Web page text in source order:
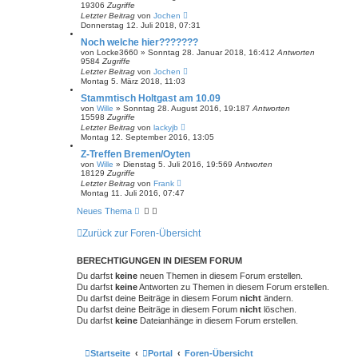
19306 Zugriffe
Letzter Beitrag von Jochen
Donnerstag 12. Juli 2018, 07:31
Noch welche hier???????
von Locke3660 » Sonntag 28. Januar 2018, 16:412 Antworten
9584 Zugriffe
Letzter Beitrag von Jochen
Montag 5. März 2018, 11:03
Stammtisch Holtgast am 10.09
von Wille » Sonntag 28. August 2016, 19:187 Antworten
15598 Zugriffe
Letzter Beitrag von lackyjb
Montag 12. September 2016, 13:05
Z-Treffen Bremen/Oyten
von Wille » Dienstag 5. Juli 2016, 19:569 Antworten
18129 Zugriffe
Letzter Beitrag von Frank
Montag 11. Juli 2016, 07:47
Neues Thema
Zurück zur Foren-Übersicht
BERECHTIGUNGEN IN DIESEM FORUM
Du darfst keine neuen Themen in diesem Forum erstellen.
Du darfst keineAntworten zu Themen in diesem Forum erstellen.
Du darfst deine Beiträge in diesem Forum nicht ändern.
Du darfst deine Beiträge in diesem Forum nicht löschen.
Du darfst keine Dateianhänge in diesem Forum erstellen.
Startseite Portal Foren-Übersicht